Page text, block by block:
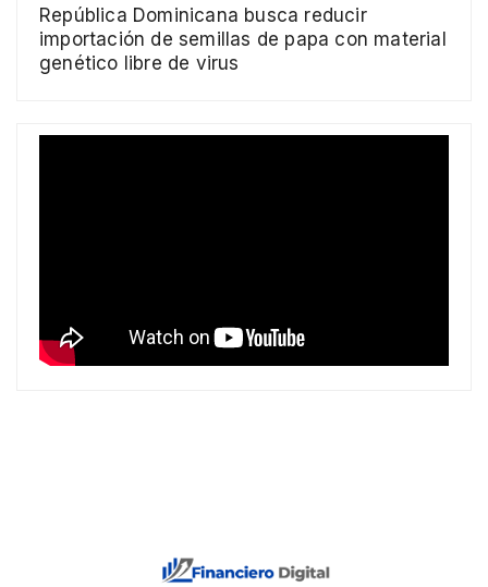
República Dominicana busca reducir
importación de semillas de papa con material
genético libre de virus